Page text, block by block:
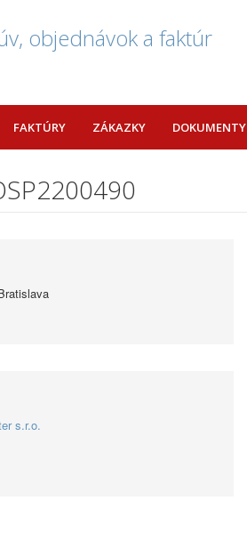
objednávok a faktúr
FAKTÚRY ZÁKAZKY DOKUMENTY
s.r.o.